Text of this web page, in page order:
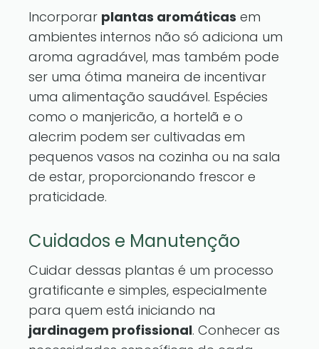
Incorporar plantas aromáticas em
ambientes internos não só adiciona um
aroma agradável, mas também pode
ser uma ótima maneira de incentivar
uma alimentação saudável. Espécies
como o manjericão, a hortelã e o
alecrim podem ser cultivadas em
pequenos vasos na cozinha ou na sala
de estar, proporcionando frescor e
praticidade.
Cuidados e Manutenção
Cuidar dessas plantas é um processo
gratificante e simples, especialmente
para quem está iniciando na
jardinagem profissional. Conhecer as